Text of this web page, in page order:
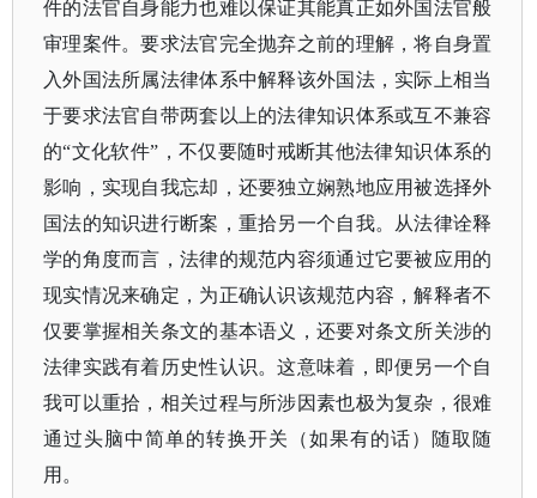
件的法官自身能力也难以保证其能真正如外国法官般
审理案件。要求法官完全抛弃之前的理解，将自身置
入外国法所属法律体系中解释该外国法，实际上相当
于要求法官自带两套以上的法律知识体系或互不兼容
的“文化软件”，不仅要随时戒断其他法律知识体系的
影响，实现自我忘却，还要独立娴熟地应用被选择外
国法的知识进行断案，重拾另一个自我。从法律诠释
学的角度而言，法律的规范内容须通过它要被应用的
现实情况来确定，为正确认识该规范内容，解释者不
仅要掌握相关条文的基本语义，还要对条文所关涉的
法律实践有着历史性认识。这意味着，即便另一个自
我可以重拾，相关过程与所涉因素也极为复杂，很难
通过头脑中简单的转换开关（如果有的话）随取随
用。